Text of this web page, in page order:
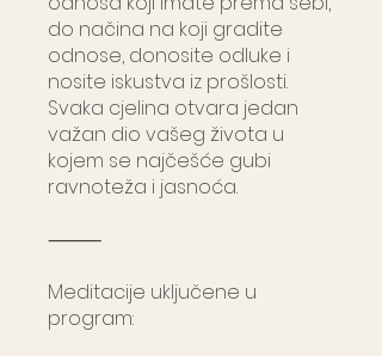
do načina na koji gradite
odnose, donosite odluke i
nosite iskustva iz prošlosti.
Svaka cjelina otvara jedan
važan dio vašeg života u
kojem se najčešće gubi
ravnoteža i jasnoća.
⸻
Meditacije uključene u
program: